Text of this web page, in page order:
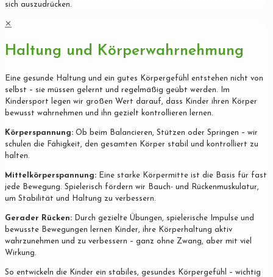
sich auszudrücken.
✕
Haltung und Körperwahrnehmung
Eine gesunde Haltung und ein gutes Körpergefühl entstehen nicht von
selbst – sie müssen gelernt und regelmäßig geübt werden. Im
Kindersport legen wir großen Wert darauf, dass Kinder ihren Körper
bewusst wahrnehmen und ihn gezielt kontrollieren lernen.
Körperspannung: Ob beim Balancieren, Stützen oder Springen – wir
schulen die Fähigkeit, den gesamten Körper stabil und kontrolliert zu
halten.
Mittelkörperspannung: Eine starke Körpermitte ist die Basis für fast
jede Bewegung. Spielerisch fördern wir Bauch- und Rückenmuskulatur,
um Stabilität und Haltung zu verbessern.
Gerader Rücken: Durch gezielte Übungen, spielerische Impulse und
bewusste Bewegungen lernen Kinder, ihre Körperhaltung aktiv
wahrzunehmen und zu verbessern – ganz ohne Zwang, aber mit viel
Wirkung.
So entwickeln die Kinder ein stabiles, gesundes Körpergefühl – wichtig